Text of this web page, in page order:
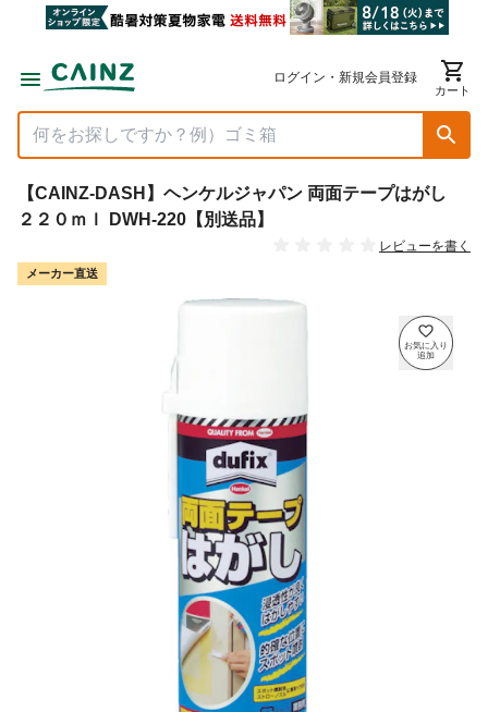
ログイン・新規会員登録
カート
【CAINZ-DASH】ヘンケルジャパン 両面テープはがし
２２０ｍｌ DWH-220【別送品】
レビューを書く
メーカー直送